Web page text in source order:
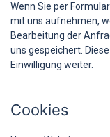
Wenn Sie per
mit uns aufnehmen,
Bearbeitung der
uns gespeichert.
Einwilligung weiter.
Cookies